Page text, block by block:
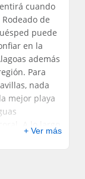
cuando
Rodeado de
puede
en la
además
Para
nada
mejor playa
Verde
modernidad,
+ Ver más